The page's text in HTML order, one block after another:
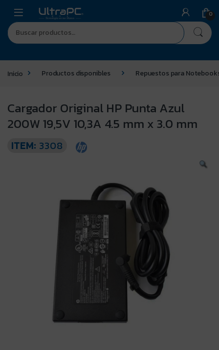
0
Inicio Productos disponibles Repuestos para
Cargador Original HP Punta Azul
200W 19,5V 10,3A 4.5 mm x 3.0 mm
ITEM: 3308